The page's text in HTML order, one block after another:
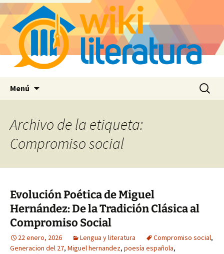
Menú Buscar:
Archivo de la etiqueta:
Compromiso social
Evolución Poética de Miguel
Hernández: De la Tradición Clásica al
Compromiso Social
22 enero, 2026 Lengua y literatura Compromiso social,
Generacion del 27, Miguel hernandez, poesía española,